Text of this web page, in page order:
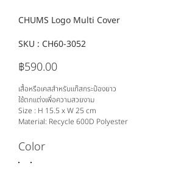
CHUMS Logo Multi Cover
SKU : SKU
CH60-
CH60-3052
ราคา
฿590.00
เสื้อหรือเคสสำหรับแก๊สกระป๋องยาว
ใช้ตกแต่งเพื่อความสวยงาม
Size : H 15.5 x W 25 cm
Material: Recycle 600D Polyester
Color